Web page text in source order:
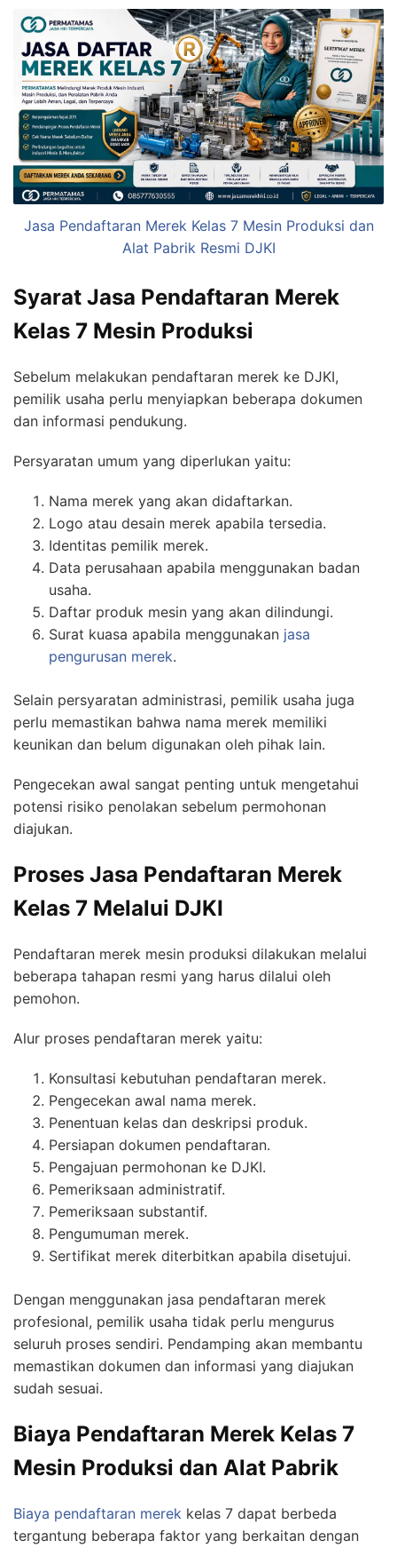
Jasa Pendaftaran Merek Kelas 7 Mesin Produksi dan
Alat Pabrik Resmi DJKI
Syarat Jasa Pendaftaran Merek
Kelas 7 Mesin Produksi
Sebelum melakukan pendaftaran merek ke DJKI,
pemilik usaha perlu menyiapkan beberapa dokumen
dan informasi pendukung.
Persyaratan umum yang diperlukan yaitu:
Nama merek yang akan didaftarkan.
Logo atau desain merek apabila tersedia.
Identitas pemilik merek.
Data perusahaan apabila menggunakan badan
usaha.
Daftar produk mesin yang akan dilindungi.
Surat kuasa apabila menggunakan jasa
pengurusan merek.
Selain persyaratan administrasi, pemilik usaha juga
perlu memastikan bahwa nama merek memiliki
keunikan dan belum digunakan oleh pihak lain.
Pengecekan awal sangat penting untuk mengetahui
potensi risiko penolakan sebelum permohonan
diajukan.
Proses Jasa Pendaftaran Merek
Kelas 7 Melalui DJKI
Pendaftaran merek mesin produksi dilakukan melalui
beberapa tahapan resmi yang harus dilalui oleh
pemohon.
Alur proses pendaftaran merek yaitu:
Konsultasi kebutuhan pendaftaran merek.
Pengecekan awal nama merek.
Penentuan kelas dan deskripsi produk.
Persiapan dokumen pendaftaran.
Pengajuan permohonan ke DJKI.
Pemeriksaan administratif.
Pemeriksaan substantif.
Pengumuman merek.
Sertifikat merek diterbitkan apabila disetujui.
Dengan menggunakan jasa pendaftaran merek
profesional, pemilik usaha tidak perlu mengurus
seluruh proses sendiri. Pendamping akan membantu
memastikan dokumen dan informasi yang diajukan
sudah sesuai.
Biaya Pendaftaran Merek Kelas 7
Mesin Produksi dan Alat Pabrik
Biaya pendaftaran merek kelas 7 dapat berbeda
tergantung beberapa faktor yang berkaitan dengan